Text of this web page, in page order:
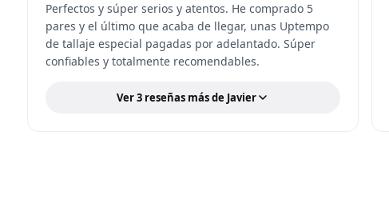
Perfectos y súper serios y atentos. He comprado 5
pares y el último que acaba de llegar, unas Uptempo
de tallaje especial pagadas por adelantado. Súper
confiables y totalmente recomendables.
Ver 3 reseñas más de Javier